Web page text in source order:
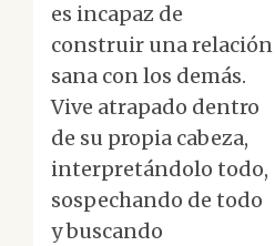
es incapaz de
construir una relación
sana con los demás.
Vive atrapado dentro
de su propia cabeza,
interpretándolo todo,
sospechando de todo
y buscando